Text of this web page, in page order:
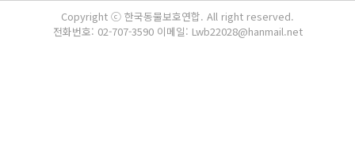
Copyright ⓒ 한국동물보호연합. All right reserved.
전화번호: 02-707-3590 이메일: Lwb22028@hanmail.net